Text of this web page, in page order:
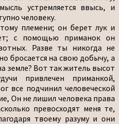
устремляется ввысь, и
человеку.
племени; он берет лук и
с помощью приманок он
Разве ты никогда не
бросается на свою добычу, а
земле? Вот так житель высот
привлечен приманкой,
все подчинил человеческой
Он не лишил человека права
превосходят меня те,
твоему разуму и они